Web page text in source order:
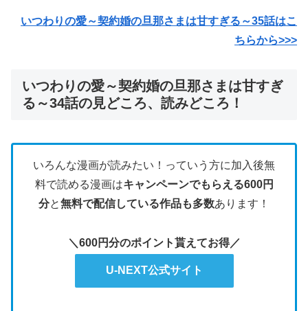
いつわりの愛～契約婚の旦那さまは甘すぎる～35話はこ
ちらから>>>
いつわりの愛～契約婚の旦那さまは甘すぎ
る～34話の見どころ、読みどころ！
いろんな漫画が読みたい！っていう方に加入後無
料で読める漫画はキャンペーンでもらえる600円
分と無料で配信している作品も多数あります！
＼600円分のポイント貰えてお得／
U-NEXT公式サイト